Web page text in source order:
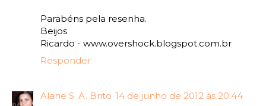
Parabéns pela resenha.
Beijos
Ricardo - www.overshock.blogspot.com.br
Responder
Alane S. A. Brito 14 de junho de 2012 às 20:44